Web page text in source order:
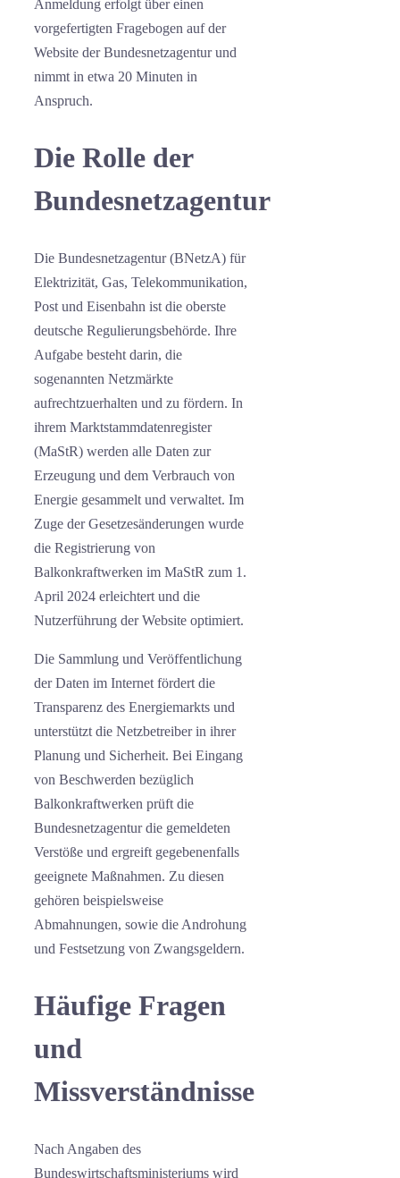
Anmeldung erfolgt über einen
vorgefertigten Fragebogen auf der
Website der Bundesnetzagentur und
nimmt in etwa 20 Minuten in
Anspruch.
Die Rolle der
Bundesnetzagentur
Die Bundesnetzagentur (BNetzA) für
Elektrizität, Gas, Telekommunikation,
Post und Eisenbahn ist die oberste
deutsche Regulierungsbehörde. Ihre
Aufgabe besteht darin, die
sogenannten Netzmärkte
aufrechtzuerhalten und zu fördern. In
ihrem Marktstammdatenregister
(MaStR) werden alle Daten zur
Erzeugung und dem Verbrauch von
Energie gesammelt und verwaltet. Im
Zuge der Gesetzesänderungen wurde
die Registrierung von
Balkonkraftwerken im MaStR zum 1.
April 2024 erleichtert und die
Nutzerführung der Website optimiert.
Die Sammlung und Veröffentlichung
der Daten im Internet fördert die
Transparenz des Energiemarkts und
unterstützt die Netzbetreiber in ihrer
Planung und Sicherheit. Bei Eingang
von Beschwerden bezüglich
Balkonkraftwerken prüft die
Bundesnetzagentur die gemeldeten
Verstöße und ergreift gegebenenfalls
geeignete Maßnahmen. Zu diesen
gehören beispielsweise
Abmahnungen, sowie die Androhung
und Festsetzung von Zwangsgeldern.
Häufige Fragen
und
Missverständnisse
Nach Angaben des
Bundeswirtschaftsministeriums wird